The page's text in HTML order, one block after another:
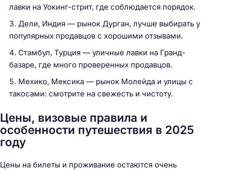
лавки на Уокинг-стрит, где соблюдается порядок.
Дели, Индия — рынок Дурган, лучше выбирать у
популярных продавцов с хорошими отзывами.
Стамбул, Турция — уличные лавки на Гранд-
базаре, где много проверенных продавцов.
Мехико, Мексика — рынок Молейда и улицы с
такосами: смотрите на свежесть и чистоту.
Цены, визовые правила и
особенности путешествия в 2025
году
Цены на билеты и проживание остаются очень
Н